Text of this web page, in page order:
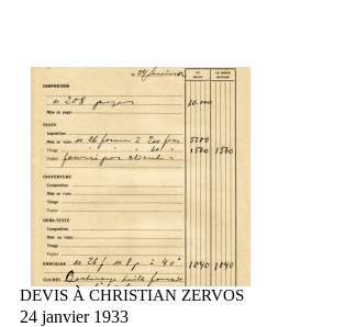
DEVIS À CHRISTIAN ZERVOS
24 janvier 1933